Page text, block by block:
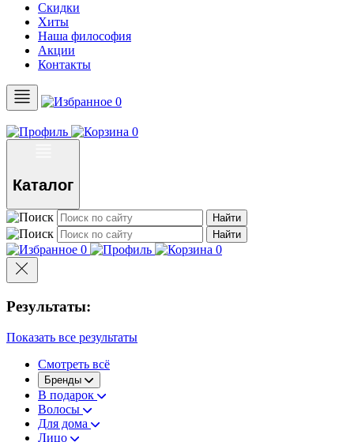
Скидки
Хиты
Наша философия
Акции
Контакты
0
0
Каталог
Найти
Найти
0 0
Результаты:
Показать все результаты
Смотреть всё
Бренды
В подарок
Волосы
Для дома
Лицо